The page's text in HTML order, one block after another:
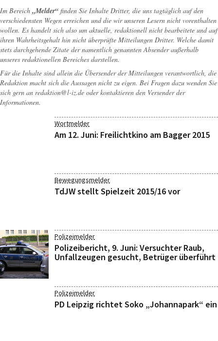
Im Bereich „Melder“ finden Sie Inhalte Dritter, die uns tagtäglich auf den
verschiedensten Wegen erreichen und die wir unseren Lesern nicht vorenthalten
wollen. Es handelt sich also um aktuelle, redaktionell nicht bearbeitete und auf
ihren Wahrheitsgehalt hin nicht überprüfte Mitteilungen Dritter. Welche damit
stets durchgehende Zitate der namentlich genannten Absender außerhalb
unseres redaktionellen Bereiches darstellen.
Für die Inhalte sind allein die Übersender der Mitteilungen verantwortlich, die
Redaktion macht sich die Aussagen nicht zu eigen. Bei Fragen dazu wenden Sie
sich gern an redaktion@l-iz.de oder kontaktieren den Versender der
Informationen.
Wortmelder
Am 12. Juni: Freilichtkino am Bagger 2015
Bewegungsmelder
TdJW stellt Spielzeit 2015/16 vor
Polizeimelder
Polizeibericht, 9. Juni: Versuchter Raub,
Unfallzeugen gesucht, Betrüger überführt
Polizeimelder
PD Leipzig richtet Soko „Johannapark“ ein